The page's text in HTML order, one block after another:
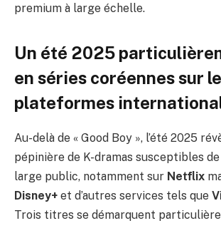
premium à large échelle.
Un été 2025
en séries coréennes sur
plateformes
Au-delà de « Good Boy », l’été 2025
pépinière de K-dramas susceptibles
large public, notamment sur Netflix
Disney+ et d’autres services tels que
Trois titres se démarquent